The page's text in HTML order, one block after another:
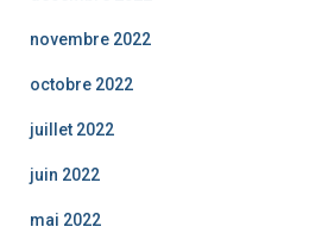
novembre 2022
octobre 2022
juillet 2022
juin 2022
mai 2022